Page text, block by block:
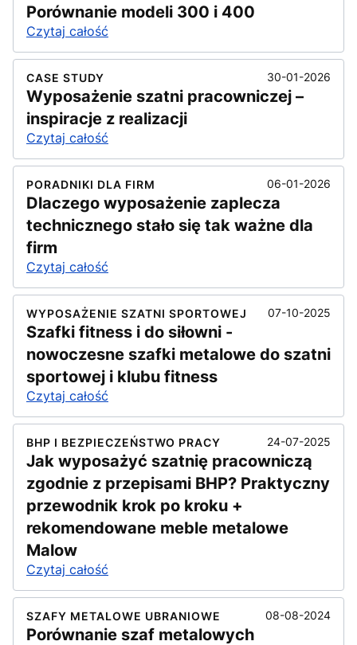
Porównanie modeli 300 i 400
Czytaj całość
CASE STUDY 30-01-2026
Wyposażenie szatni pracowniczej –
inspiracje z realizacji
Czytaj całość
PORADNIKI DLA FIRM 06-01-2026
Dlaczego wyposażenie zaplecza
technicznego stało się tak ważne dla
firm
Czytaj całość
WYPOSAŻENIE SZATNI SPORTOWEJ 07-10-2025
Szafki fitness i do siłowni -
nowoczesne szafki metalowe do szatni
sportowej i klubu fitness
Czytaj całość
BHP I BEZPIECZEŃSTWO PRACY 24-07-2025
Jak wyposażyć szatnię pracowniczą
zgodnie z przepisami BHP? Praktyczny
przewodnik krok po kroku +
rekomendowane meble metalowe
Malow
Czytaj całość
SZAFY METALOWE UBRANIOWE 08-08-2024
Porównanie szaf metalowych